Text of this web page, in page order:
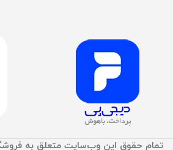
تمام حقوق اين وب‌سايت متعلق به